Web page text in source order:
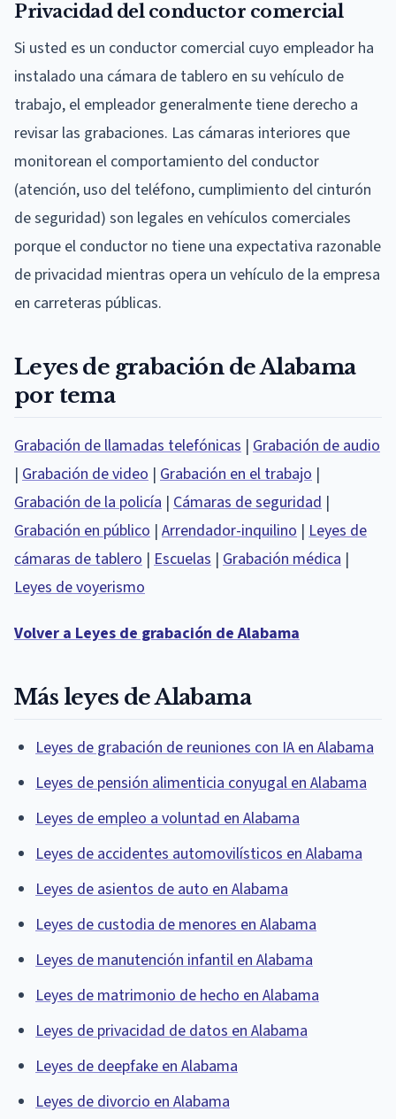
Privacidad del conductor comercial
Si usted es un conductor comercial cuyo empleador ha
instalado una cámara de tablero en su vehículo de
trabajo, el empleador generalmente tiene derecho a
revisar las grabaciones. Las cámaras interiores que
monitorean el comportamiento del conductor
(atención, uso del teléfono, cumplimiento del cinturón
de seguridad) son legales en vehículos comerciales
porque el conductor no tiene una expectativa razonable
de privacidad mientras opera un vehículo de la empresa
en carreteras públicas.
Leyes de grabación de Alabama
por tema
Grabación de llamadas telefónicas | Grabación de audio
| Grabación de video | Grabación en el trabajo |
Grabación de la policía | Cámaras de seguridad |
Grabación en público | Arrendador-inquilino | Leyes de
cámaras de tablero | Escuelas | Grabación médica |
Leyes de voyerismo
Volver a Leyes de grabación de Alabama
Más leyes de Alabama
Leyes de grabación de reuniones con IA en Alabama
Leyes de pensión alimenticia conyugal en Alabama
Leyes de empleo a voluntad en Alabama
Leyes de accidentes automovilísticos en Alabama
Leyes de asientos de auto en Alabama
Leyes de custodia de menores en Alabama
Leyes de manutención infantil en Alabama
Leyes de matrimonio de hecho en Alabama
Leyes de privacidad de datos en Alabama
Leyes de deepfake en Alabama
Leyes de divorcio en Alabama